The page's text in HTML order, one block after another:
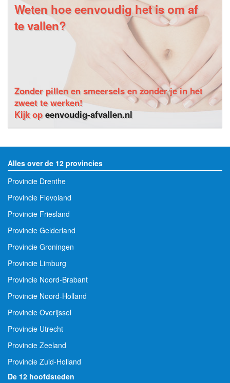
Weten hoe eenvoudig het is om af
te vallen?
Zonder pillen en smeersels en zonder je in het
zweet te werken!
Kijk opeenvoudig-afvallen.nl
Alles over de 12 provincies
Provincie Drenthe
Provincie Flevoland
Provincie Friesland
Provincie Gelderland
Provincie Groningen
Provincie Limburg
Provincie Noord-Brabant
Provincie Noord-Holland
Provincie Overijssel
Provincie Utrecht
Provincie Zeeland
Provincie Zuid-Holland
De 12 hoofdsteden